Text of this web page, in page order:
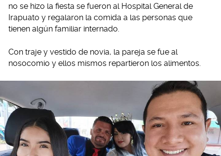
no se hizo la fiesta se fueron al Hospital General de
Irapuato y regalaron la comida a las personas que
tienen algún familiar internado.
Con traje y vestido de novia, la pareja se fue al
nosocomio y ellos mismos repartieron los alimentos.